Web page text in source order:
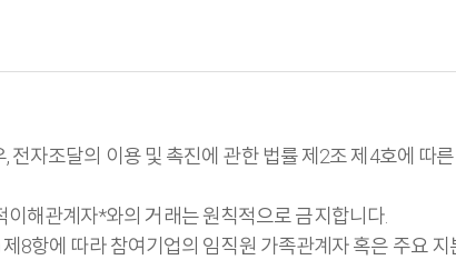
자조달의 이용 및 촉진에 관한 법률 제2조 제4호에 따
해관계자*와의 거래는 원칙적으로 금지합니다.
항에 따라 참여기업의 임직원 가족관계자 혹은 주요 지